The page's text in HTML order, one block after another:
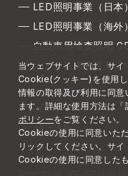
LED照明事業（日本）
LED照明事業（海外）
自動車用検査照明
カスタム電源事業
プライバシーポリシー
Luci販売規約
当ウェブサイトでは、サ
Cookie(クッキー)を使用し
情報の取得及び利用に同
ます。詳細な使用方法は
ポリシーをご覧ください。
Cookieの使用に同意いた
リックしてください。サイ
Cookieの使用に同意したも